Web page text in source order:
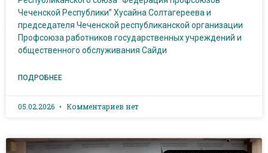
Чеченской Республики” Хусайна Солтагереева и
председателя Чеченской республиканской организации
Профсоюза работников государственных учреждений и
общественного обслуживания Сайди
ПОДРОБНЕЕ
05.02.2026 Комментариев нет